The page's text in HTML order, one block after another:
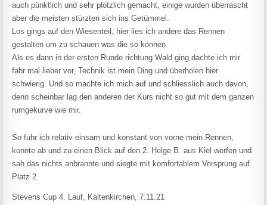
auch pünktlich und sehr plötzlich gemacht, einige wurden überrascht
aber die meisten stürzten sich ins Getümmel.
Los gings auf den Wiesenteil, hier lies ich andere das Rennen
gestalten um zu schauen was die so können.
Als es dann in der ersten Runde richtung Wald ging dachte ich mir
fahr mal lieber vor, Technik ist mein Ding und überholen hier
schwierig. Und so machte ich mich auf und schliesslich auch davon,
denn scheinbar lag den anderen der Kurs nicht so gut mit dem ganzen
rumgekurve wie mir.
So fuhr ich relativ einsam und konstant von vorne mein Rennen,
konnte ab und zu einen Blick auf den 2. Helge B. aus Kiel werfen und
sah das nichts anbrannte und siegte mit komfortablem Vorsprung auf
Platz 2.
Stevens Cup 4. Lauf, Kaltenkirchen, 7.11.21